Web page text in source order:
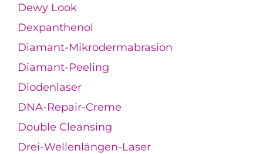
Dewy Look
Dexpanthenol
Diamant-Mikrodermabrasion
Diamant-Peeling
Diodenlaser
DNA-Repair-Creme
Double Cleansing
Drei-Wellenlängen-Laser